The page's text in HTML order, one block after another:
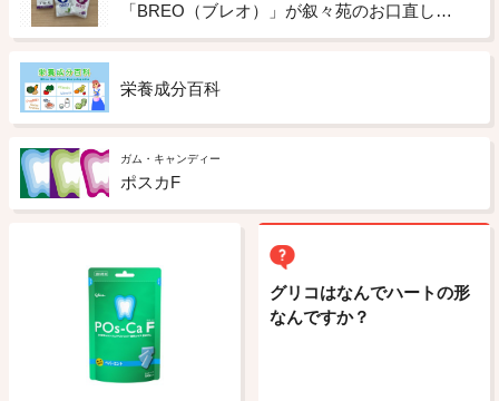
「BREO（ブレオ）」が叙々苑のお口直しサービスに
栄養成分百科
ガム・キャンディー
ポスカF
グリコはなんでハートの形
なんですか？